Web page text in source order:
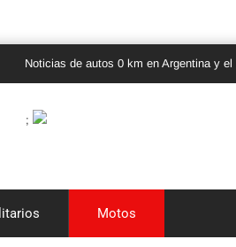
de autos 0 km en Argentina y el
;
Motos